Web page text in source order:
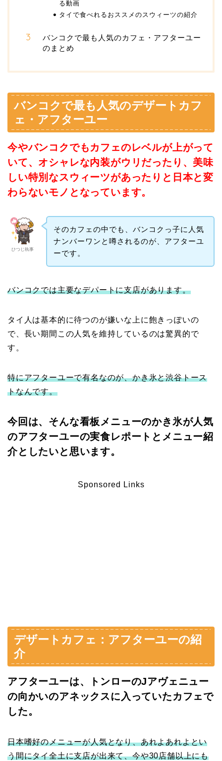
る動画
タイで食べれるおススメのスウィーツの紹介
バンコクで最も人気のカフェ・アフターユー
のまとめ
バンコクで最も人気のデザートカフ
ェ・アフターユー
今やバンコクでもカフェのレベルが上がって
いて、オシャレな内装がウリだったり、美味
しい特別なスウィーツがあったりと日本と変
わらないモノとなっています。
ひつじ執事
そのカフェの中でも、バンコクっ子に人気
ナンバーワンと噂されるのが、アフターユ
ーです。
バンコクでは主要なデパートに支店があります。
タイ人は基本的に待つのが嫌いな上に飽きっぽいの
で、長い期間この人気を維持しているのは驚異的で
す。
特にアフターユーで有名なのが、かき氷と渋谷トース
トなんです。
今回は、そんな看板メニューのかき氷が人気
のアフターユーの実食レポートとメニュー紹
介としたいと思います。
Sponsored Links
デザートカフェ：アフターユーの紹
介
アフターユーは、トンローのJアヴェニュー
の向かいのアネックスに入っていたカフェで
した。
日本嗜好のメニューが人気となり、あれよあれよとい
う間にタイ全土に支店が出来て、今や30店舗以上にも